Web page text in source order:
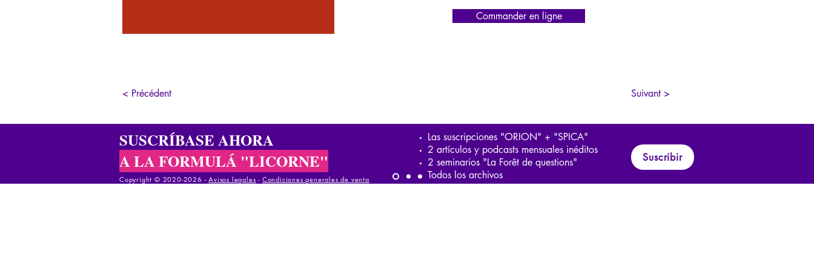
Commander en ligne
< Précédent Suivant >
SUSCRÍBASE AHORA
A LA FORMULÁ "LICORNE"
Copyright © 2020-2026 -Avisos legales - Condiciones generales de venta
Las suscripciones "ORION" + "SPICA"
2 artículos y podcasts mensuales inéditos
2 seminarios "La Forêt de questions"
Todos los archivos
Suscribir